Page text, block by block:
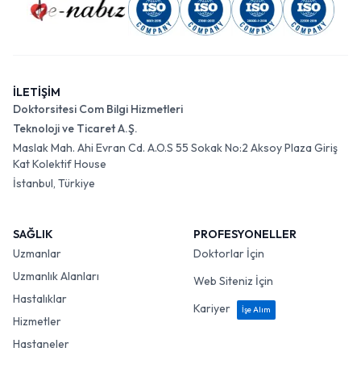
İLETİŞİM
Doktorsitesi Com Bilgi Hizmetleri
Teknoloji ve Ticaret A.Ş.
Maslak Mah. Ahi Evran Cd. A.O.S 55 Sokak No:2 Aksoy Plaza Giriş
Kat Kolektif House
İstanbul, Türkiye
SAĞLIK
Uzmanlar
Uzmanlık Alanları
Hastalıklar
Hizmetler
Hastaneler
PROFESYONELLER
Doktorlar İçin
Web Siteniz İçin
Kariyer
İşe Alım